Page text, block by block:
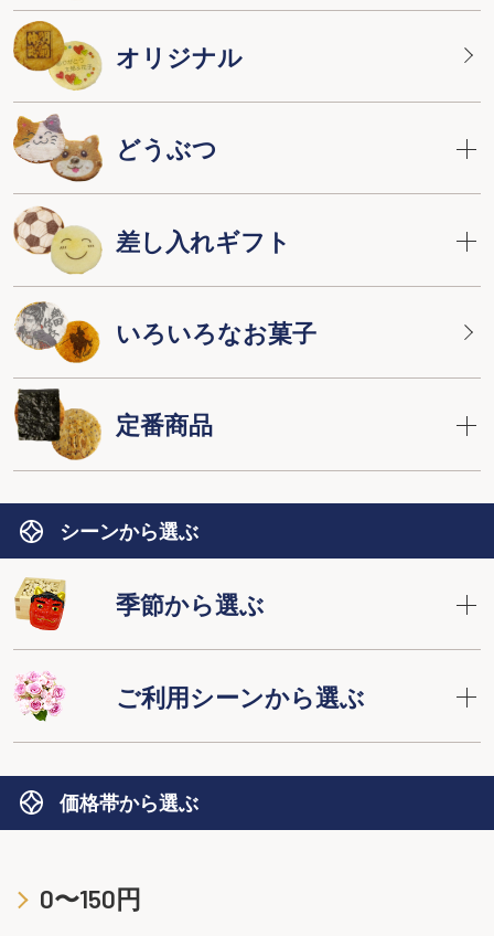
オリジナル
どうぶつ
差し入れギフト
いろいろなお菓子
定番商品
シーンから選ぶ
季節から選ぶ
ご利用シーンから選ぶ
価格帯から選ぶ
0〜150円